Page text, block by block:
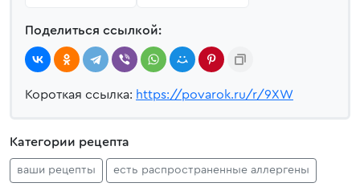
Поделиться ссылкой:
Короткая ссылка: https://povarok.ru/r/9XW
Категории рецепта
ваши рецепты есть распространенные аллергены